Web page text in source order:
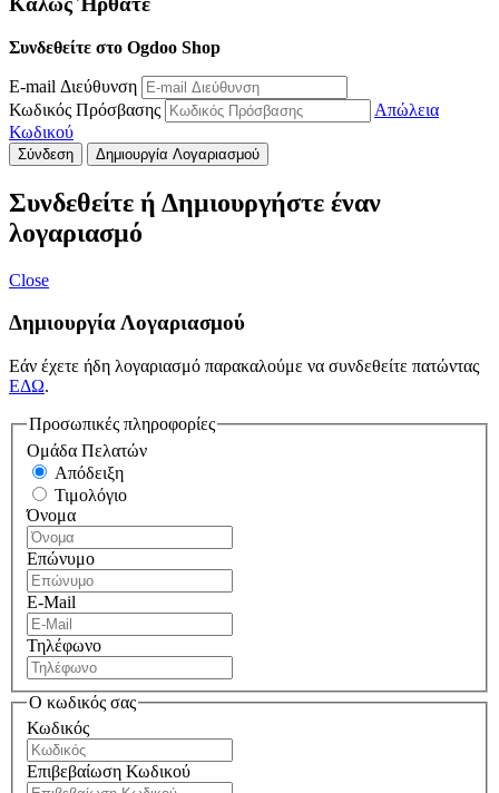
Συνδεθείτε στο Ogdoo Shop
E-mail Διεύθυνση
Κωδικός Πρόσβασης
Απώλεια
Κωδικού
Σύνδεση Δημιουργία Λογαριασμού
Συνδεθείτε ή Δημιουργήστε έναν
λογαριασμό
Close
Δημιουργία Λογαριασμού
Εάν έχετε ήδη λογαριασμό παρακαλούμε να συνδεθείτε πατώντας
ΕΔΩ.
Προσωπικές πληροφορίες
Ομάδα Πελατών
Απόδειξη
Τιμολόγιο
Όνομα
Επώνυμο
E-Mail
Τηλέφωνο
Ο κωδικός σας
Κωδικός
Επιβεβαίωση Κωδικού